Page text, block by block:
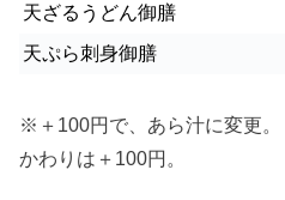
天ざるうどん御膳
天ぷら刺身御膳
※＋100円で、あら汁に変更
かわりは＋100円。